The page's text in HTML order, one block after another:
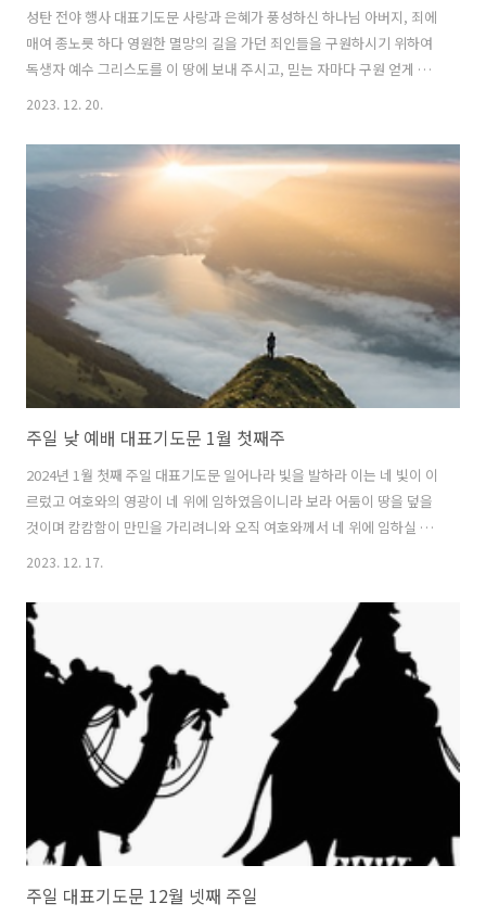
성탄 전야 행사 대표기도문 사랑과 은혜가 풍성하신 하나님 아버지, 죄에
매여 종노릇 하다 영원한 멸망의 길을 가던 죄인들을 구원하시기 위하여
독생자 예수 그리스도를 이 땅에 보내 주시고, 믿는 자마다 구원 얻게 하
12월 24일, 또는 전주에 드리는 성탄 이브 행사 시작하며 드리는 대표 기
도문입니다. 이브 전야 기도문은 예배를 위한 기도문은 아니기 때문에 전
통적인 기도형식에 맞출 필요는 없습니다. 하지만 기도제목과 순서를 다
음과 같이 진행하면 좋습니다. 성탄 이브 / 전야 행사 할 수 있음을 감사
드립니다. 예수님을 이 땅에 보내 주셔서 감사합니다. 성탄의 기쁨이 온..
2023. 12. 20.
주일 낮 예배 대표기도문 1월 첫째주
2024년 1월 첫째 주일 대표기도문 일어나라 빛을 발하라 이는 네 빛이 이
르렀고 여호와의 영광이 네 위에 임하였음이니라 보라 어둠이 땅을 덮을
것이며 캄캄함이 만민을 가리려니와 오직 여호와께서 네 위에 임하실 것
이며 그의 영광이 네 위에 나타나리니 나라들은 네 빛으로, 왕들은 비치
아버지를 찬양합니다. 죽었던 저희를 살리시고, 생명을 더하심으로 소망
의 삶을 살아갈 수 있도록 은혜주심을 감사합니다. 저희에게 새로운 새해
를 허락하여 주심을 감사합니다. 새해의 첫 주일 예배를 하나님께 드릴
수 있어 감사합니다. 모든 영광을 하나님께 돌려드립니다. 우리의 마음과
생각을 주님께 드립니다. 우리의 시간과 물질을 하나님께 기쁨으로 드리
2023. 12. 17.
주일 대표기도문 12월 넷째 주일